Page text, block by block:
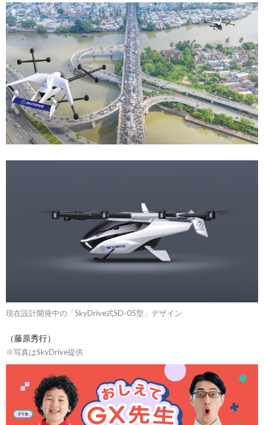
現在設計開発中の「SkyDrive式SD-05型」デザイン
（藤原秀行）
※写真はSkyDrive提供